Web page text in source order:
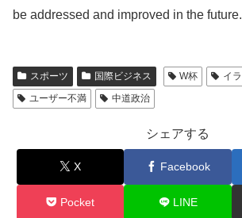
be addressed and improved in the future.
スポーツ 国際ビジネス W杯 イ
ユーザー不満
中道政治
シェアする
X Facebook
Pocket LINE